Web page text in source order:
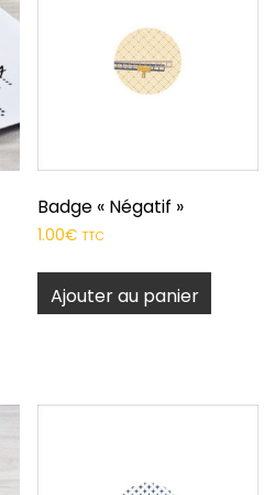
Badge « Négatif »
1.00€ TTC
Ajouter au panier